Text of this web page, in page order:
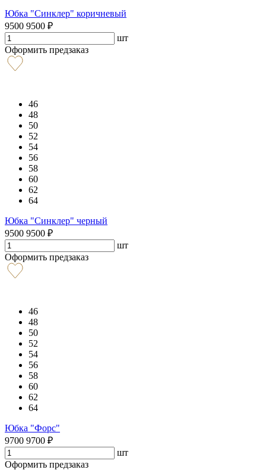
Юбка "Синклер" коричневый
9500 9500 ₽
шт
Оформить предзаказ
46
48
50
52
54
56
58
60
62
64
Юбка "Синклер" черный
9500 9500 ₽
шт
Оформить предзаказ
46
48
50
52
54
56
58
60
62
64
Юбка "Форс"
9700 9700 ₽
шт
Оформить предзаказ